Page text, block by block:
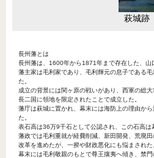
萩城跡
長州藩とは
長州藩は、1600年から1871年まで存在した、山
藩主家は毛利家であり、毛利輝元の息子である
た。
成立の背景には関ヶ原の戦いがあり、西軍の総
長二国に領地を限定されたことで成立した。
藩庁は萩城に置かれ、幕末には海防上の理由か
た。
表石高は36万9千石として公認され、この石高は
藩政では毛利重就が経費削減、新田開発、荒廃
改革を進めたが、一揆や財政悪化にも悩まされた
幕末には毛利敬親のもとで尊王攘夷へ傾き、禁